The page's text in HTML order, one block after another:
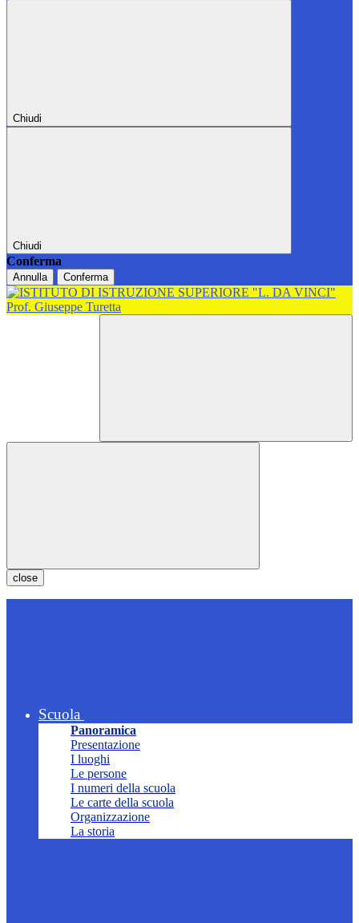
Chiudi
Chiudi
Conferma
Annulla Conferma
close
Scuola
Panoramica
Presentazione
I luoghi
Le persone
I numeri della scuola
Le carte della scuola
Organizzazione
La storia